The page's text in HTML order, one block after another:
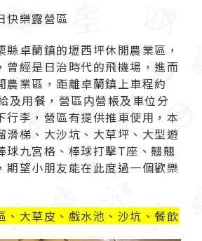
快樂露營區
縣卓蘭鎮的壢西坪休閒農業區，
曾經是日治時代的飛機場，進而
農業區，距離卓蘭鎮上車程約
及用餐，營區内營帳及車位分
行李，營區有提供推車使用，本
滑梯、大沙坑、大草坪、大型遊
球九宮格、棒球打擊T座、翹翹
期望小朋友能在此度過一個歡樂
、大草皮、戲水池、沙坑、餐飲